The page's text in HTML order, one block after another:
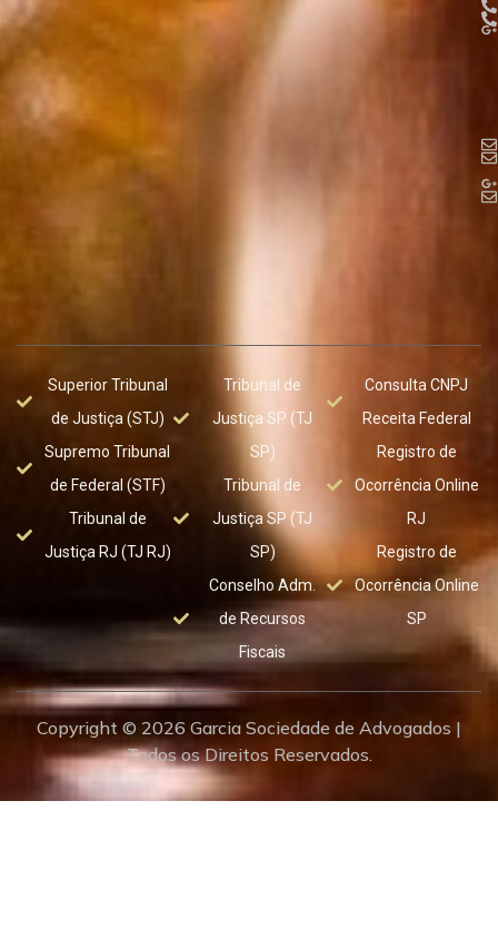
Superior Tribunal
de Justiça (STJ)
Supremo Tribunal
de Federal (STF)
Tribunal de
Justiça RJ (TJ RJ)
Tribunal de
Justiça SP (TJ
SP)
Tribunal de
Justiça SP (TJ
SP)
Conselho Adm.
de Recursos
Fiscais
Consulta CNPJ
Receita Federal
Registro de
Ocorrência Online
RJ
Registro de
Ocorrência Online
SP
Copyright © 2026 Garcia Sociedade de Advogados |
Todos os Direitos Reservados.